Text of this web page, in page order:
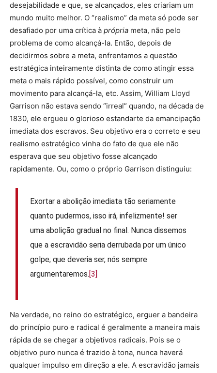
desejabilidade e que, se alcançados, eles criariam um
mundo muito melhor. O “realismo” da meta só pode ser
desafiado por uma crítica à própria meta, não pelo
problema de como alcançá-la. Então, depois de
decidirmos sobre a meta, enfrentamos a questão
estratégica inteiramente distinta de como atingir essa
meta o mais rápido possível, como construir um
movimento para alcançá-la, etc. Assim, William Lloyd
Garrison não estava sendo “irreal” quando, na década de
1830, ele ergueu o glorioso estandarte da emancipação
imediata dos escravos. Seu objetivo era o correto e seu
realismo estratégico vinha do fato de que ele não
esperava que seu objetivo fosse alcançado
rapidamente. Ou, como o próprio Garrison distinguiu:
Exortar a abolição imediata tão seriamente
quanto pudermos, isso irá, infelizmente! ser
uma abolição gradual no final. Nunca dissemos
que a escravidão seria derrubada por um único
golpe; que deveria ser, nós sempre
argumentaremos.[3]
Na verdade, no reino do estratégico, erguer a bandeira
do princípio puro e radical é geralmente a maneira mais
rápida de se chegar a objetivos radicais. Pois se o
objetivo puro nunca é trazido à tona, nunca haverá
qualquer impulso em direção a ele. A escravidão jamais